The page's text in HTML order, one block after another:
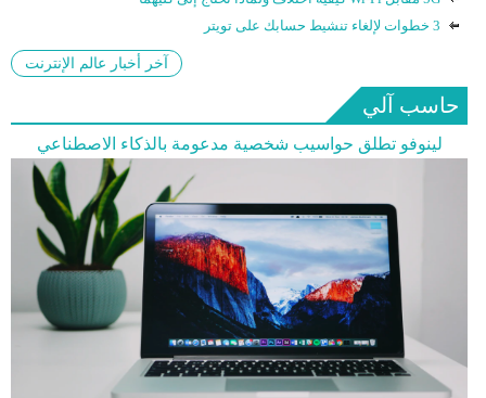
3 خطوات لإلغاء تنشيط حسابك على تويتر
آخر أخبار عالم الإنترنت
حاسب آلي
لينوفو تطلق حواسيب شخصية مدعومة بالذكاء الاصطناعي